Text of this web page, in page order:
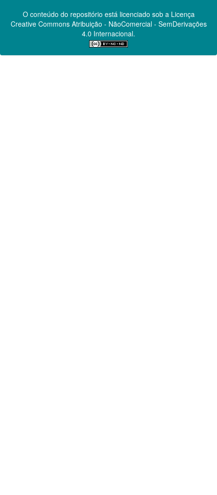
O conteúdo do repositório está licenciado sob a Licença
Creative CommonsAtribuição - NãoComercial - SemDerivações
4.0 Internacional.